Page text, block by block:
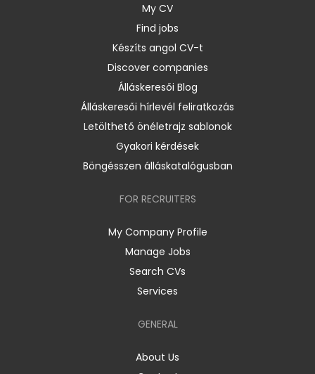
My CV
Find jobs
Készíts angol CV-t
Discover companies
Álláskeresői Blog
Álláskeresői hírlevél feliratkozás
Letölthető önéletrajz sablonok
Gyakori kérdések
Böngésszen álláskatalógusban
FOR RECRUITERS
My Company Profile
Manage Jobs
Search CVs
Services
GENERAL
About Us